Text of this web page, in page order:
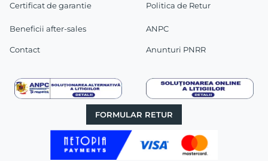
Certificat de garantie
Beneficii after-sales
Contact
Politica de Retur
ANPC
Anunturi PNRR
FORMULAR RETUR